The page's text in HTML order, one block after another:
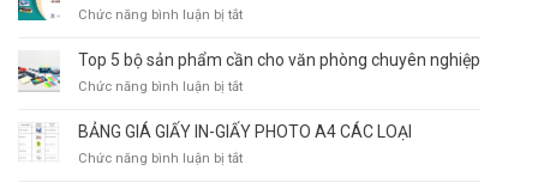
GIÁ
Chức năng bình luận bị tắtở
PHÒNG
GIÁ
GÒ
VẤP
Top 5 bộ sản phẩm cần cho văn phòng chuyên nghiệp
Chức năng bình luận bị tắtở
5
sản
BẢNG GIÁ GIẤY IN-GIẤY PHOTO A4 CÁC LOẠI
Chức năng bình luận bị tắtở